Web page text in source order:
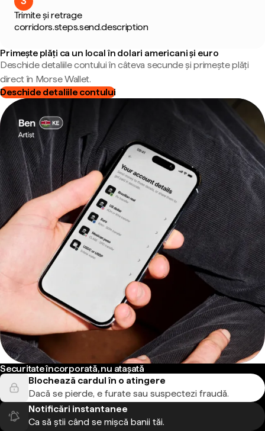
Trimite și retrage
corridors.steps.send.description
Primește plăți ca un local în dolari americani și euro
Deschide detaliile contului în câteva secunde și primește plăți
direct în Morse Wallet.
Deschide detaliile contului
Securitate încorporată, nu atașată
Blochează cardul în o atingere
Dacă se pierde, e furate sau suspectezi fraudă.
Notificări instantanee
Ca să știi când se mișcă banii tăi.